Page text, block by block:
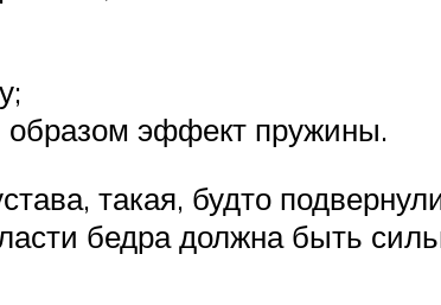
образом эффект пружины.
такая, будто
бедра должна быть